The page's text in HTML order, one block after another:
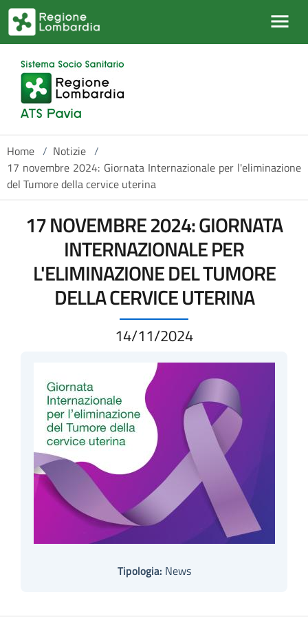
Salta al contenuto principale
Home / Notizie /
17 novembre 2024: Giornata Internazionale per l'eliminazione
del Tumore della cervice uterina
17 NOVEMBRE 2024: GIORNATA
INTERNAZIONALE PER
L'ELIMINAZIONE DEL TUMORE
DELLA CERVICE UTERINA
14/11/2024
Tipologia: News